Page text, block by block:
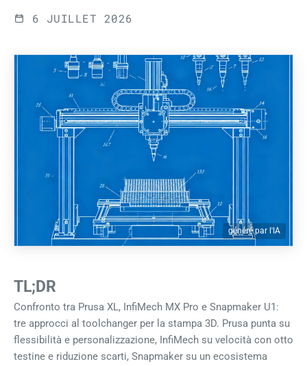
6 JUILLET 2026
généré par l'IA
TL;DR
Confronto tra Prusa XL, InfiMech MX Pro e Snapmaker U1:
tre approcci al toolchanger per la stampa 3D. Prusa punta su
flessibilità e personalizzazione, InfiMech su velocità con otto
testine e riduzione scarti, Snapmaker su un ecosistema